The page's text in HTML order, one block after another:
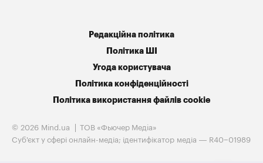
Редакційна політика
Політика ШІ
Угода користувача
Політика конфіденційності
Політика використання файлів cookie
© 2026 Mind.ua
ТОВ «Фьючер Медiа»
Cуб'єкт у сфері онлайн-медіа; ідентифікатор медіа — R40−01989